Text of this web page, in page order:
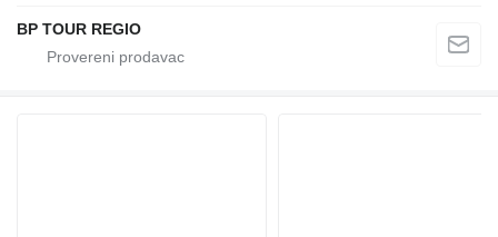
BP TOUR REGIO